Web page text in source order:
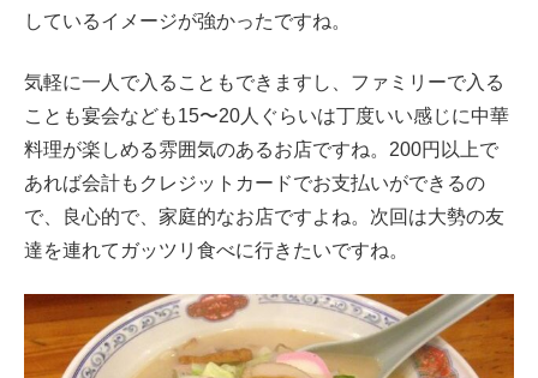
しているイメージが強かったですね。
気軽に一人で入ることもできますし、ファミリーで入る
ことも宴会なども15〜20人ぐらいは丁度いい感じに中華
料理が楽しめる雰囲気のあるお店ですね。200円以上で
あれば会計もクレジットカードでお支払いができるの
で、良心的で、家庭的なお店ですよね。次回は大勢の友
達を連れてガッツリ食べに行きたいですね。